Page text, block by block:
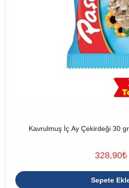
Kavrulmuş İç Ay Çekirdeği 30
328,90₺
Sepete